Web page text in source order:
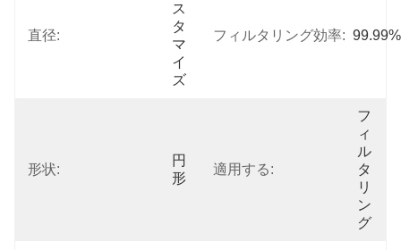
直径:
ス
タ
マ
イ
ズ
フィルタリング効率: 99.99%
形状:
円
形
適用する:
フ
ィ
ル
タ
リ
ン
グ